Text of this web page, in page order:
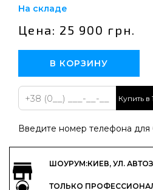
На складе
Цена: 25 900 грн.
В КОРЗИНУ
Купить в
Введите номер телефона
ШОУРУМ:КИЕВ, УЛ.
ТОЛЬКО